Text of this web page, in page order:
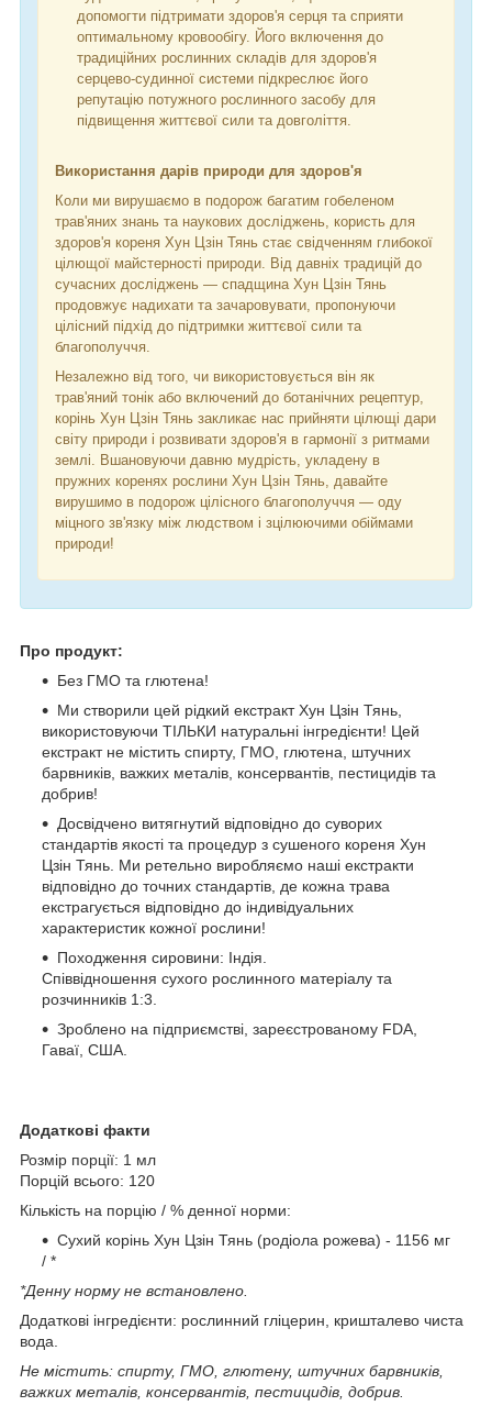
допомогти підтримати здоров'я серця та сприяти
оптимальному кровообігу. Його включення до
традиційних рослинних складів для здоров'я
серцево-судинної системи підкреслює його
репутацію потужного рослинного засобу для
підвищення життєвої сили та довголіття.
Використання дарів природи для здоров'я
Коли ми вирушаємо в подорож багатим гобеленом
трав'яних знань та наукових досліджень, користь для
здоров'я кореня Хун Цзін Тянь стає свідченням глибокої
цілющої майстерності природи. Від давніх традицій до
сучасних досліджень — спадщина Хун Цзін Тянь
продовжує надихати та зачаровувати, пропонуючи
цілісний підхід до підтримки життєвої сили та
благополуччя.
Незалежно від того, чи використовується він як
трав'яний тонік або включений до ботанічних рецептур,
корінь Хун Цзін Тянь закликає нас прийняти цілющі дари
світу природи і розвивати здоров'я в гармонії з ритмами
землі. Вшановуючи давню мудрість, укладену в
пружних коренях рослини Хун Цзін Тянь, давайте
вирушимо в подорож цілісного благополуччя — оду
міцного зв'язку між людством і зцілюючими обіймами
природи!
Про продукт:
Без ГМО та глютена!
Ми створили цей рідкий екстракт Хун Цзін Тянь,
використовуючи ТІЛЬКИ натуральні інгредієнти! Цей
екстракт не містить спирту, ГМО, глютена, штучних
барвників, важких металів, консервантів, пестицидів та
добрив!
Досвідчено витягнутий відповідно до суворих
стандартів якості та процедур з сушеного кореня Хун
Цзін Тянь. Ми ретельно виробляємо наші екстракти
відповідно до точних стандартів, де кожна трава
екстрагується відповідно до індивідуальних
характеристик кожної рослини!
Походження сировини: Індія.
Співвідношення сухого рослинного матеріалу та
розчинників 1:3.
Зроблено на підприємстві, зареєстрованому FDA,
Гаваї, США.
Додаткові факти
Розмір порції: 1 мл
Порцій всього: 120
Кількість на порцію / % денної норми:
Сухий корінь Хун Цзін Тянь (родіола рожева) - 1156 мг
/ *
*Денну норму не встановлено.
Додаткові інгредієнти: рослинний гліцерин, кришталево чиста
вода.
Не містить: спирту, ГМО, глютену, штучних барвників,
важких металів, консервантів, пестицидів, добрив.